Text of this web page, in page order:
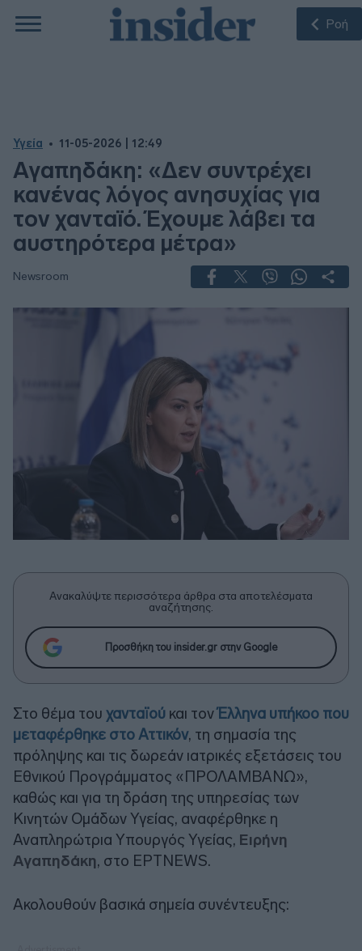
Ροή
Υγεία 11-05-2026 | 12:49
Αγαπηδάκη: «Δεν συντρέχει
κανένας λόγος ανησυχίας για
τον χανταϊό. Έχουμε λάβει τα
αυστηρότερα μέτρα»
Newsroom
Ανακαλύψτε περισσότερα άρθρα στα αποτελέσματα
αναζήτησης.
Προσθήκη του insider.gr στην Google
Στο θέμα του χανταϊού και τονΈλληνα υπήκοο που
μεταφέρθηκε στο Αττικόν, τη σημασία της
πρόληψης και τις δωρεάν ιατρικές εξετάσεις του
Εθνικού Προγράμματος «ΠΡΟΛΑΜΒΑΝΩ»,
καθώς και για τη δράση της υπηρεσίας των
Κινητών Ομάδων Υγείας, αναφέρθηκε η
Αναπληρώτρια Υπουργός Υγείας, Ειρήνη
Αγαπηδάκη, στο ΕΡΤNEWS.
Ακολουθούν βασικά σημεία συνέντευξης: